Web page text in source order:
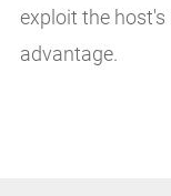
exploit the
advantage.